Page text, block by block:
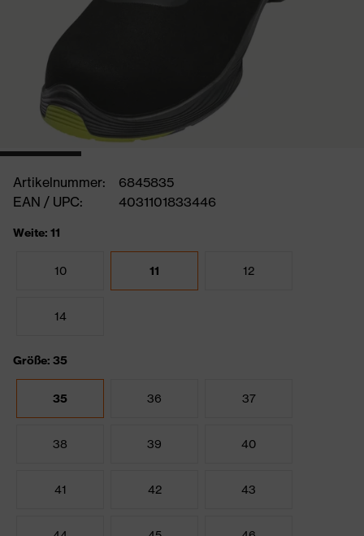
Artikelnummer:
6845835
EAN / UPC:
4031101833446
Weite: 11
10 11 12
14
Größe: 35
35 36 37
38 39 40
41 42 43